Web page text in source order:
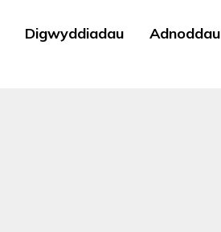
Digwyddiadau Adnoddau